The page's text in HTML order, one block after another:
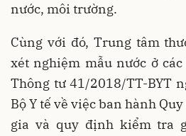
nước, môi trường.
Cùng với đó, Trung tâm
xét nghiệm mẫu nước ở
Thông tư 41/2018/TT-BYT
Bộ Y tế về việc ban hành
gia và quy định kiểm tra